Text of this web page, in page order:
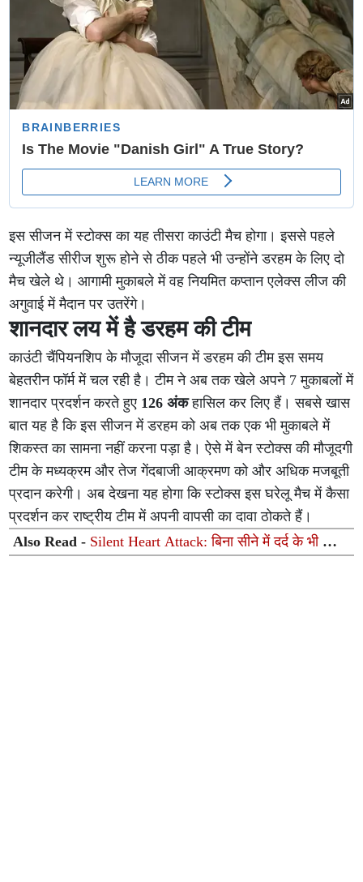
इस सीजन में स्टोक्स का यह तीसरा काउंटी मैच होगा। इससे पहले
न्यूजीलैंड सीरीज शुरू होने से ठीक पहले भी उन्होंने डरहम के लिए दो
मैच खेले थे। आगामी मुकाबले में वह नियमित कप्तान एलेक्स लीज की
अगुवाई में मैदान पर उतरेंगे।
शानदार लय में है डरहम की टीम
काउंटी चैंपियनशिप के मौजूदा सीजन में डरहम की टीम इस समय
बेहतरीन फॉर्म में चल रही है। टीम ने अब तक खेले अपने 7 मुकाबलों में
शानदार प्रदर्शन करते हुए 126 अंकहासिल कर लिए हैं। सबसे खास
बात यह है कि इस सीजन में डरहम को अब तक एक भी मुकाबले में
शिकस्त का सामना नहीं करना पड़ा है। ऐसे में बेन स्टोक्स की मौजूदगी
टीम के मध्यक्रम और तेज गेंदबाजी आक्रमण को और अधिक मजबूती
प्रदान करेगी। अब देखना यह होगा कि स्टोक्स इस घरेलू मैच में कैसा
प्रदर्शन कर राष्ट्रीय टीम में अपनी वापसी का दावा ठोकते हैं।
Also Read - Silent Heart Attack: बिना सीने में दर्द के भी आ
सकता है दिल का दौरा; भूलकर भी न करें इन 6 शुरुआती संकेतों को